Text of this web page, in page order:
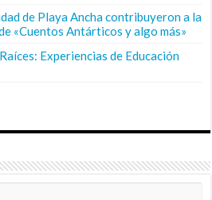
de Playa Ancha contribuyeron a la
«Cuentos Antárticos y algo más»
Experiencias de Educación